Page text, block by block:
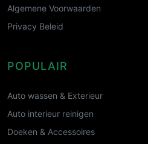
Algemene Voorwaarden
Privacy Beleid
POPULAIR
Auto wassen & Exterieur
Auto interieur reinigen
Doeken & Accessoires